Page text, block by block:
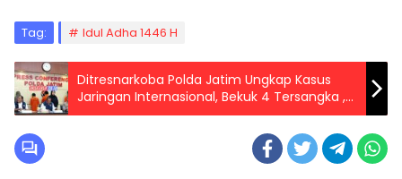
Tag: Idul Adha 1446 H
Ditresnarkoba Polda Jatim Ungkap Kasus
Jaringan Internasional, Bekuk 4 Tersangka ,9
Kg Sabu dan Ribuan Butir Ekstasi Diamankan